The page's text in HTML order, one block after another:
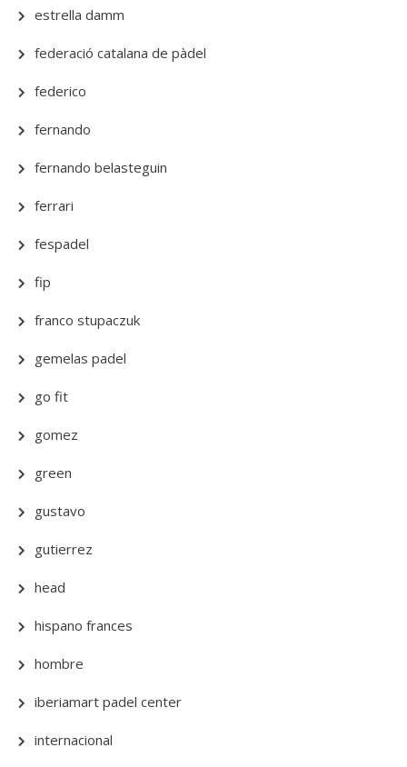
estrella damm
federació catalana de pàdel
federico
fernando
fernando belasteguin
ferrari
fespadel
fip
franco stupaczuk
gemelas padel
go fit
gomez
green
gustavo
gutierrez
head
hispano frances
hombre
iberiamart padel center
internacional